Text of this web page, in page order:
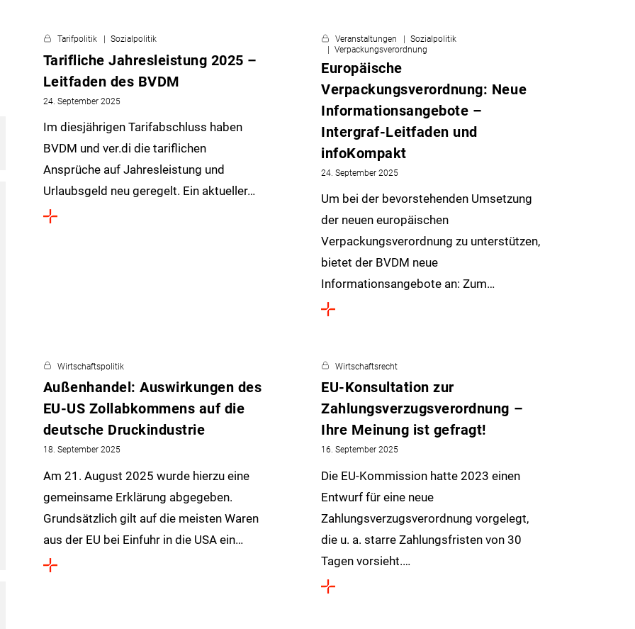
Tarifpolitik Sozialpolitik
Tarifliche Jahresleistung 2025 –
Leitfaden des BVDM
24. September 2025
Im diesjährigen Tarifabschluss haben
BVDM und ver.di die tariflichen
Ansprüche auf Jahresleistung und
Urlaubsgeld neu geregelt. Ein aktueller…
Veranstaltungen
Sozialpolitik
Verpackungsverordnung
Europäische
Verpackungsverordnung: Neue
Informationsangebote –
Intergraf-Leitfaden und
infoKompakt
24. September 2025
Um bei der bevorstehenden Umsetzung
der neuen europäischen
Verpackungsverordnung zu unterstützen,
bietet der BVDM neue
Informationsangebote an: Zum…
Wirtschaftspolitik
Außenhandel: Auswirkungen des
EU-US Zollabkommens auf die
deutsche Druckindustrie
18. September 2025
Am 21. August 2025 wurde hierzu eine
gemeinsame Erklärung abgegeben.
Grundsätzlich gilt auf die meisten Waren
aus der EU bei Einfuhr in die USA ein…
Wirtschaftsrecht
EU-Konsultation zur
Zahlungsverzugsverordnung –
Ihre Meinung ist gefragt!
16. September 2025
Die EU-Kommission hatte 2023 einen
Entwurf für eine neue
Zahlungsverzugsverordnung vorgelegt,
die u. a. starre Zahlungsfristen von 30
Tagen vorsieht.…